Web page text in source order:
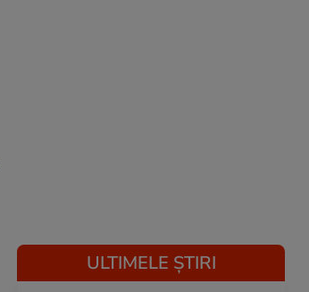
ULTIMELE ȘTIRI